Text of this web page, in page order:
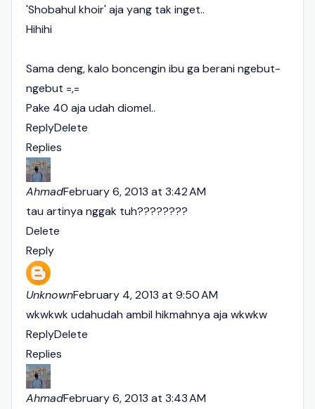
'Shobahul khoir' aja yang tak inget..
Hihihi
Sama deng, kalo boncengin ibu ga berani ngebut-
ngebut =,=
Pake 40 aja udah diomel..
ReplyDelete
Replies
AhmadFebruary 6, 2013 at 3:42 AM
tau artinya nggak tuh????????
Delete
Reply
UnknownFebruary 4, 2013 at 9:50 AM
wkwkwk udahudah ambil hikmahnya aja wkwkw
ReplyDelete
Replies
AhmadFebruary 6, 2013 at 3:43 AM